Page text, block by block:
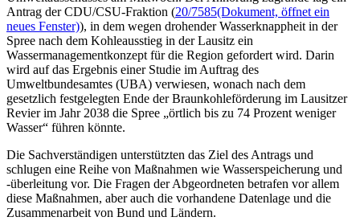
Antrag der CDU/CSU-Fraktion (20/7585(Dokument, öffnet ein
neues Fenster)), in dem wegen drohender Wasserknappheit in der
Spree nach dem Kohleausstieg in der Lausitz ein
Wassermanagementkonzept für die Region gefordert wird. Darin
wird auf das Ergebnis einer Studie im Auftrag des
Umweltbundesamtes (UBA) verwiesen, wonach nach dem
gesetzlich festgelegten Ende der Braunkohleförderung im Lausitzer
Revier im Jahr 2038 die Spree „örtlich bis zu 74 Prozent weniger
Wasser“ führen könnte.
Die Sachverständigen unterstützten das Ziel des Antrags und
schlugen eine Reihe von Maßnahmen wie Wasserspeicherung und
-überleitung vor. Die Fragen der Abgeordneten betrafen vor allem
diese Maßnahmen, aber auch die vorhandene Datenlage und die
Zusammenarbeit von Bund und Ländern.